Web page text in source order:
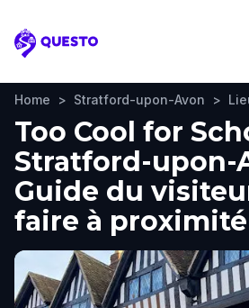
Questo
Home > Stratford-upon-Avon >
Too Cool for
Stratford-upon-
Guide du
faire à proximité